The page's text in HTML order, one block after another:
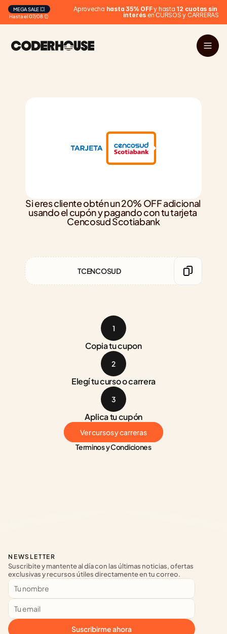
Hasta el 07/08 ⏰
MEGA SALE 💥 Aprovecha hasta 35% OFF y hasta 12 cuotas sin
interés en CURSOS y CARRERAS
Si eres cliente obtén un 20% OFF adicional
usando el cupón y pagando con tu tarjeta
Cencosud Scotiabank
TCENCOSUD
1
Copia tu cupon
2
Elegí tu curso o carrera
3
Aplica tu cupón
Ver cursos y carreras
Terminos y Condiciones
NEWSLETTER
Suscribite y mantente al día con las últimas noticias, ofertas
exclusivas y recursos útiles directamente en tu correo.
Suscribirme ahora